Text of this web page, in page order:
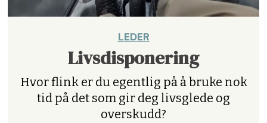
LEDER
Livsdisponering
Hvor flink er du egentlig på å bruke nok
tid på det som gir deg livsglede og
overskudd?